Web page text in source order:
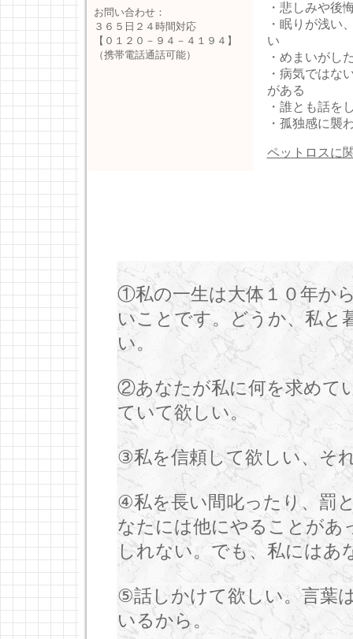
お問い合わせ：
３６５日２４時間対応
【０１２０－９４－４１９４】
（携帯電話通話可能）
・悲しみや後
・眠りが浅い
い
・めまいがし
・病気ではな
がある
・誰とも話を
・孤独感に襲
ペットロスに
①私の一生は大体１０年か
いことです。どうか、私と
い。
②あなたが私に何を求めて
ていて欲しい。
③私を信頼して欲しい、そ
④私を長い間叱ったり、罰
なたには他にやることがあ
しれない。でも、私にはあ
⑤話しかけて欲しい。言葉
いるから。